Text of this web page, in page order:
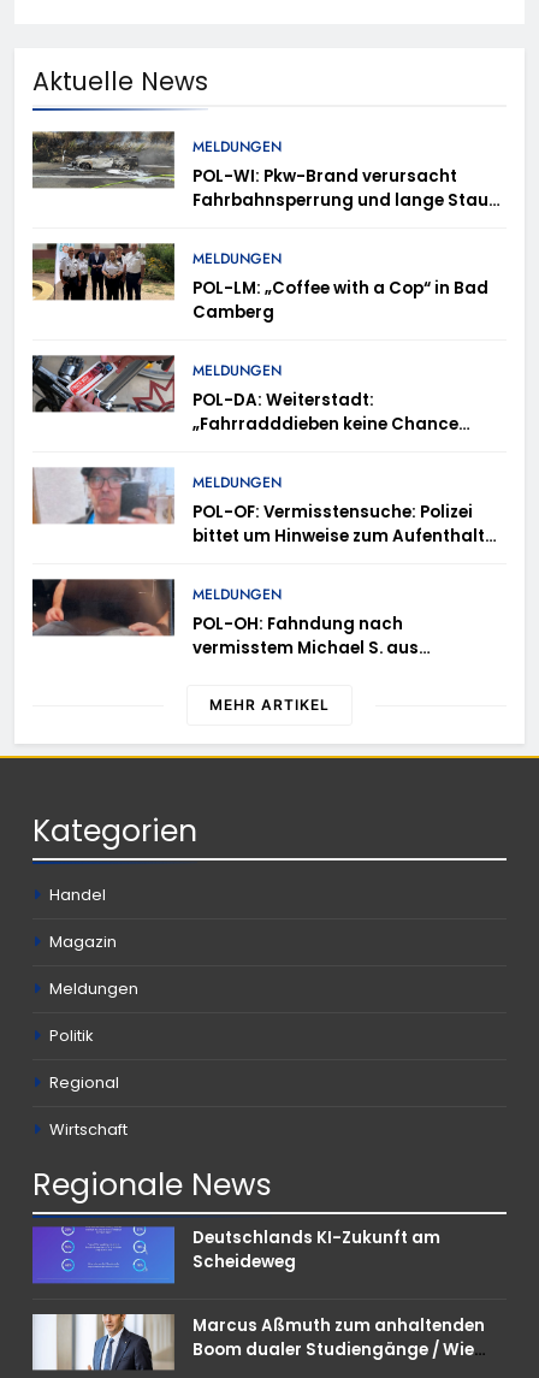
Aktuelle News
MELDUNGEN
POL-WI: Pkw-Brand verursacht
Fahrbahnsperrung und lange Staus
MELDUNGEN
POL-LM: „Coffee with a Cop“ in Bad
Camberg
MELDUNGEN
POL-DA: Weiterstadt:
„Fahrradddieben keine Chance
Anmeldung erforderlich
MELDUNGEN
POL-OF: Vermisstensuche: Polizei
bittet um Hinweise zum Aufenthalt
MELDUNGEN
POL-OH: Fahndung nach
vermisstem Michael S. aus
MEHR ARTIKEL
Kategorien
Handel
Magazin
Meldungen
Politik
Regional
Wirtschaft
Regionale News
Deutschlands KI-Zukunft am
Scheideweg
Marcus Aßmuth zum anhaltenden
Boom dualer Studiengänge / Wie